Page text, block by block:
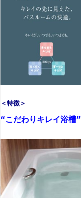
＜特徴＞
“こだわりキレイ浴槽”